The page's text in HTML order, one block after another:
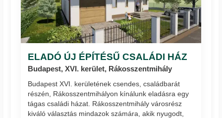
ELADÓ ÚJ ÉPÍTÉSŰ CSALÁDI HÁZ
Budapest, XVI. kerület, Rákosszentmihály
Budapest XVI. kerületének csendes, családbarát
részén, Rákosszentmihályon kínálunk eladásra egy
tágas családi házat. Rákosszentmihály városrész
kiváló választás mindazok számára, akik nyugodt,